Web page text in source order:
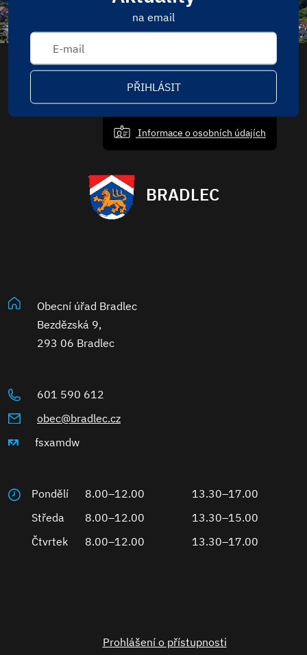
na email
PŘIHLÁSIT
Informace o osobních údajích
BRADLEC
Obecní úřad Bradlec
Bezdězská 9,
293 06 Bradlec
601 590 612
obec@bradlec.cz
fsxamdw
Pondělí 8.00–12.00
13.30–17.00
Středa
8.00–12.00
13.30–15.00
Čtvrtek
8.00–12.00 13.30–17.00
Prohlášení o přístupnosti